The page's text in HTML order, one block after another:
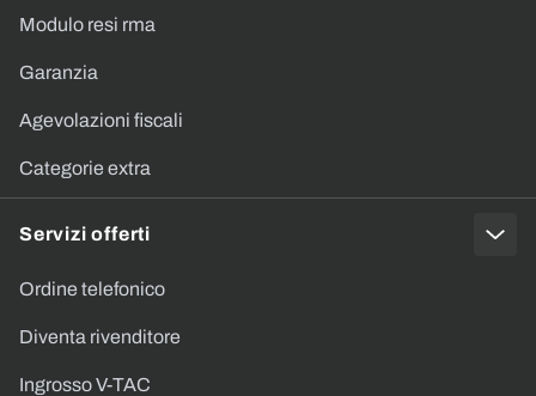
Modulo resi rma
Garanzia
Agevolazioni fiscali
Categorie extra
Servizi offerti
Ordine telefonico
Diventa rivenditore
Ingrosso V-TAC